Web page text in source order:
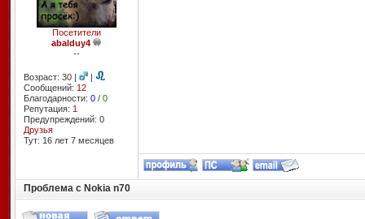
Посетители
abalduy4
--
Возраст: 30 |
|
Сообщений: 12
Благодарности: 0/ 0
Репутация: 1
Предупреждений: 0
Друзья
Тут: 16 лет 7 месяцев
Проблема с Nokia n70